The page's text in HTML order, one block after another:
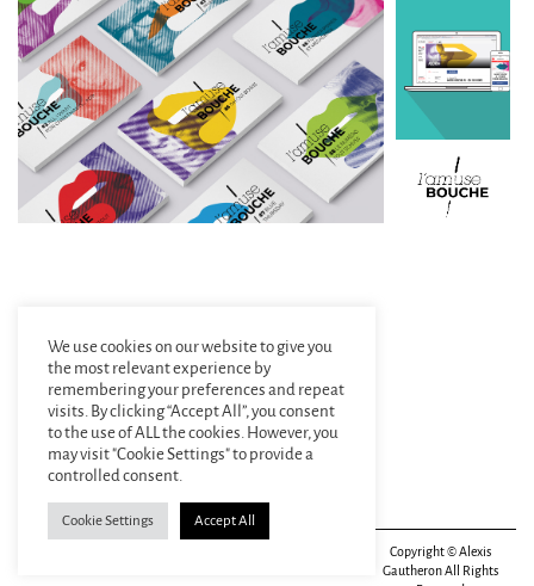
Copyright © Alexis
Gautheron All Rights
We use cookies on our website to give you
the most relevant experience by
remembering your preferences and repeat
visits. By clicking “Accept All”, you consent
to the use of ALL the cookies. However, you
may visit "Cookie Settings" to provide a
controlled consent.
Cookie Settings Accept All